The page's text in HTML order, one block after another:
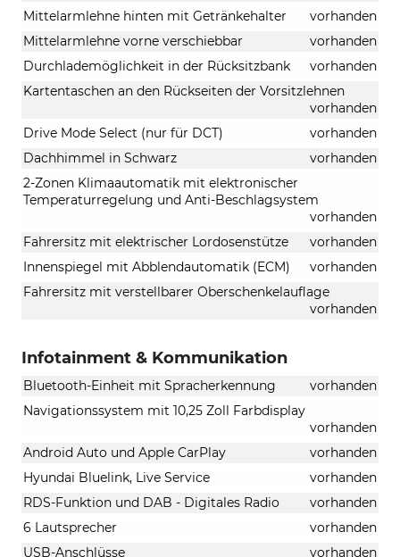
Mittelarmlehne hinten mit Getränkehalter
vorhanden
Mittelarmlehne vorne verschiebbar
vorhanden
Durchlademöglichkeit in der Rücksitzbank
vorhanden
Kartentaschen an den Rückseiten der Vorsitzlehnen
vorhanden
Drive Mode Select (nur für DCT)
vorhanden
Dachhimmel in Schwarz
vorhanden
2-Zonen Klimaautomatik mit elektronischer
Temperaturregelung und Anti-Beschlagsystem
vorhanden
Fahrersitz mit elektrischer Lordosenstütze
vorhanden
Innenspiegel mit Abblendautomatik (ECM)
vorhanden
Fahrersitz mit verstellbarer Oberschenkelauflage
vorhanden
Infotainment & Kommunikation
Bluetooth-Einheit mit Spracherkennung
vorhanden
Navigationssystem mit 10,25 Zoll Farbdisplay
vorhanden
Android Auto und Apple CarPlay
vorhanden
Hyundai Bluelink, Live Service
vorhanden
RDS-Funktion und DAB - Digitales Radio
vorhanden
6 Lautsprecher
vorhanden
USB-Anschlüsse
vorhanden